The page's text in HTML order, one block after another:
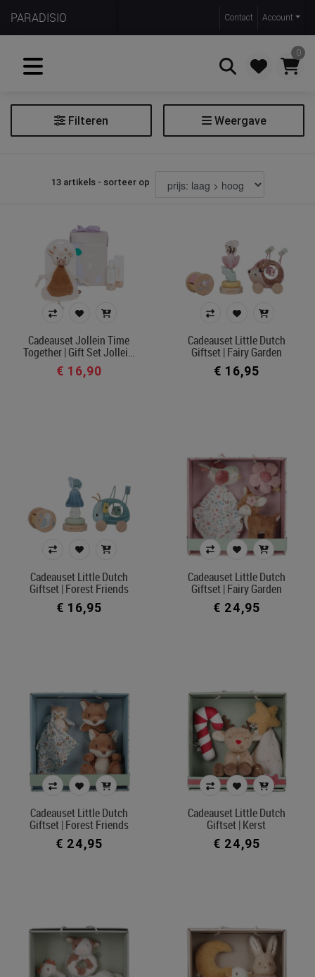
PARADISIO Contact Account
0
Zoeken
Filteren Weergave
cadeauset
Ecocheque artikelen
Filters toepassen
13 artikels - sorteer op
Cadeauset Jollein Time
Together | Gift Set Jollei…
€ 16,90
Cadeauset Little Dutch
Giftset | Fairy Garden
€ 16,95
Cadeauset Little Dutch
Giftset | Forest Friends
€ 16,95
Cadeauset Little Dutch
Giftset | Fairy Garden
€ 24,95
Cadeauset Little Dutch
Giftset | Forest Friends
€ 24,95
Cadeauset Little Dutch
Giftset | Kerst
€ 24,95